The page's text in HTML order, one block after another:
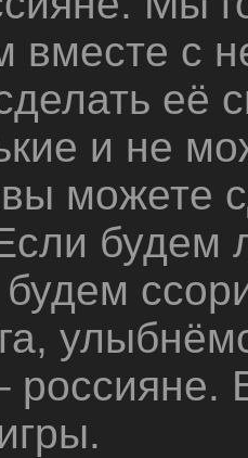
вместе с
её
и не
можете
будем
будем